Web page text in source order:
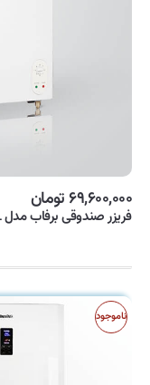
۶۹,۶۰۰,۰۰۰ تومان
فریزر صندوقی برفاب مدل CF 220L
ناموجود